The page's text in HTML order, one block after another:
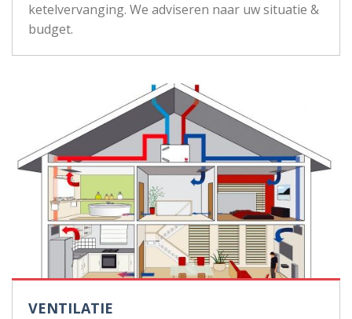
ketelvervanging. We adviseren naar uw situatie &
budget.
VENTILATIE